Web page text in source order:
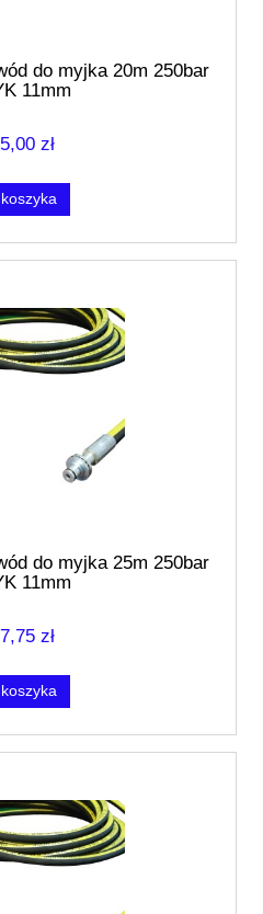
do myjka 20m 250bar
11mm
zł
do myjka 25m 250bar
11mm
zł